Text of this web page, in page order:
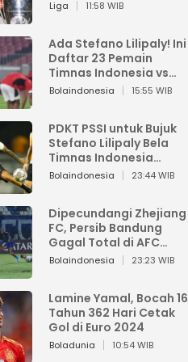
Liga 11:58 WIB
Ada Stefano Lilipaly! Ini
Daftar 23 Pemain
Timnas Indonesia vs
China
Bolaindonesia 15:55 WIB
PDKT PSSI untuk Bujuk
Stefano Lilipaly Bela
Timnas Indonesia
Berakhir Berantakan
Bolaindonesia 23:44 WIB
Dipecundangi Zhejiang
FC, Persib Bandung
Gagal Total di AFC
Champions League Two
Bolaindonesia 23:23 WIB
Lamine Yamal, Bocah 16
Tahun 362 Hari Cetak
Gol di Euro 2024
Boladunia 10:54 WIB